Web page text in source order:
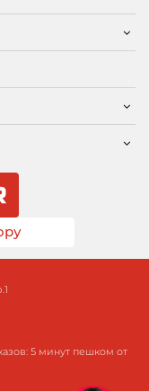
5 минут пешком от